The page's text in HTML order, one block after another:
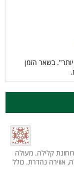
בשאר הזמן
קלילה. מעולה
אווירה נהדרת. כולל